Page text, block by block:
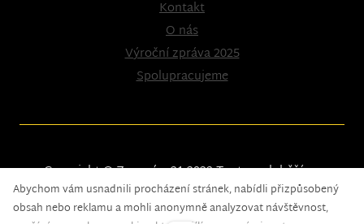
Kontakt
O nás
Výroční zpráva 2025
Spolupracujeme
Copyright © Znesnáze21 2023Tento web běží na
solidpixels.
Abychom vám usnadnili procházení stránek, nabídli přizpůsobený
obsah nebo reklamu a mohli anonymně analyzovat návštěvnost,